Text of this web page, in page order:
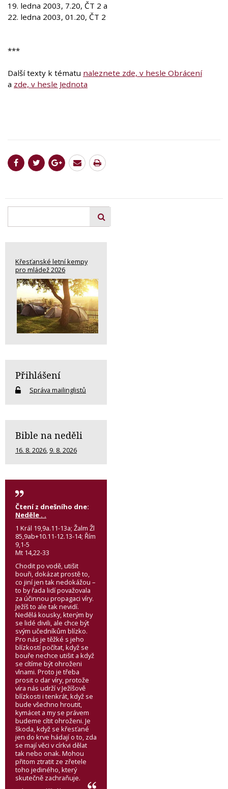
19. ledna 2003, 7.20, ČT 2 a
22. ledna 2003, 01.20, ČT 2
***
Další texty k tématu naleznete zde, v hesle Obrácení
a zde, v hesle Jednota
Křesťanské letní kempy
pro mládež 2026
Přihlášení
Správa mailinglistů
Bible na neděli
16. 8. 2026, 9. 8. 2026
Čtení z dnešního dne:
Neděle . .
1 Král 19,9a.11-13a; Žalm Žl
85,9ab+10.11-12.13-14; Řím
9,1-5
Mt 14,22-33
Chodit po vodě, utišit
bouři, dokázat prostě to,
co jiní jen tak nedokážou –
to by řada lidí považovala
za účinnou propagaci víry.
Ježíš to ale tak nevidí.
Nedělá kousky, kterým by
se lidé divili, ale chce být
svým učedníkům blízko.
Pro nás je těžké s jeho
blízkostí počítat, když se
bouře nechce utišit a když
se cítíme být ohroženi
vlnami. Proto je třeba
prosit o dar víry, protože
víra nás udrží v Ježíšově
blízkosti i tenkrát, když se
bude všechno hroutit,
kymácet a my se právem
budeme cítit ohroženi. Je
škoda, když se křesťané
jen do krve hádají o to, zda
se mají věci v církvi dělat
tak nebo onak. Mohou
přitom ztratit ze zřetele
toho jediného, který
skutečně zachraňuje.